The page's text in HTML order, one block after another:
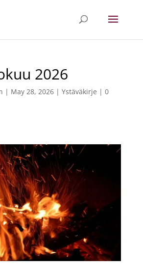
2026
| May 28, 2026| Ystäväkirje | 0